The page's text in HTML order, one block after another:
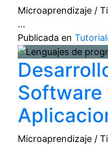
Microaprendizaje /
…
Publicada en
Software
Microaprendizaje /